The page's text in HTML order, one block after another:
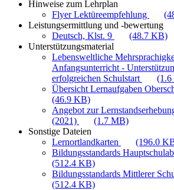
Hinweise zum Lehrplan
Flyer Lektüreempfehlung
Leistungsermittlung und -bewertung
Deutsch, Klst. 9
(48.7 KB)
Unterstützungsmaterial
Lebensweltliche
Anfangsunterricht -
erfolgreichen Schulstart
Übersicht Lernaufgaben
(46.9 KB)
Angebot zur
(2021)
(1.7 MB)
Sonstige Dateien
Lernortlandkarten
(196.0
Bildungsstandards
(512.4 KB)
Bildungsstandards Mittlerer
(512.4 KB)